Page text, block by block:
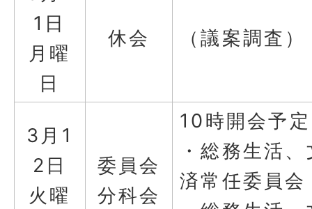
1日
月曜
日
休会 （議案調査）
3月1
2日
火曜
委員会
分科会
10時開会予定
・総務生活
済常任委員会